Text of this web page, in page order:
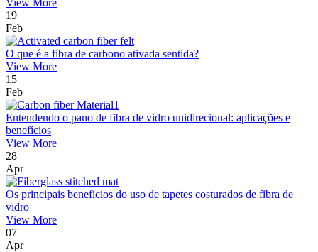
View More
19
Feb
O que é a fibra de carbono ativada sentida?
View More
15
Feb
Entendendo o pano de fibra de vidro unidirecional: aplicações e
benefícios
View More
28
Apr
Os principais benefícios do uso de tapetes costurados de fibra de
vidro
View More
07
Apr